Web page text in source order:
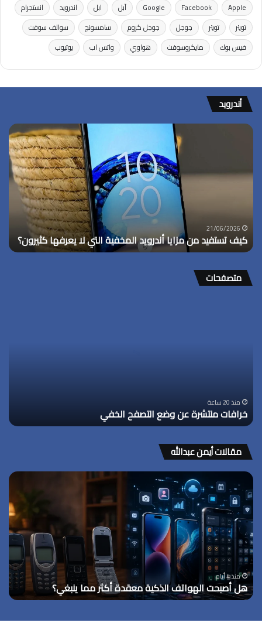
Apple
Facebook
Google آبل ابل اندرويد
انستجرام
تويتر
تويتر جوجل جوجل كروم سامسونج
سوالف سوفت
فيس بوك
مايكروسوفت هواوي واتس اب يوتيوب
أندرويد
كيف
أندرويد
لا
يعرفها
كثيرون؟
21/06/2026
كيف تستفيد من مزايا أندرويد المخفية التي لا يعرفها كثيرون؟
متصفحات
منذ 20 ساعة
خرافات منتشرة عن وضع التصفح الخفي
مقالات أيمن عبدالله
هل
أصبحت
الهواتف
الذكية
معقدة
أكثر
مما
ينبغي؟
منذ 4 أيام
هل أصبحت الهواتف الذكية معقدة أكثر مما ينبغي؟